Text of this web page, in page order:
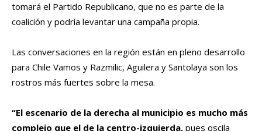
tomará el Partido Republicano, que no es parte de la
coalición y podría levantar una campaña propia.
Las conversaciones en la región están en pleno desarrollo
para Chile Vamos y Razmilic, Aguilera y Santolaya son los
rostros más fuertes sobre la mesa.
“El escenario de la derecha al municipio es mucho más
complejo que el de la centro-izquierda, pues oscila